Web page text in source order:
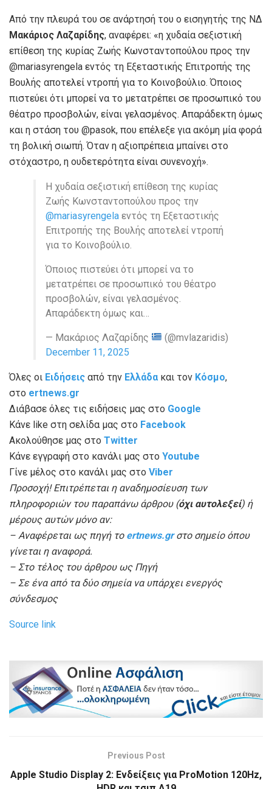
Από την πλευρά του σε ανάρτησή του ο εισηγητής της ΝΔ
Μακάριος Λαζαρίδης, αναφέρει: «η χυδαία σεξιστική
επίθεση της κυρίας Ζωής Κωνσταντοπούλου προς την
@mariasyrengela εντός τη Εξεταστικής Επιτροπής της
Βουλής αποτελεί ντροπή για το Κοινοβούλιο. Όποιος
πιστεύει ότι μπορεί να το μετατρέπει σε προσωπικό του
θέατρο προσβολών, είναι γελασμένος. Απαράδεκτη όμως
και η στάση του @pasok, που επέλεξε για ακόμη μία φορά
τη βολική σιωπή. Όταν η αξιοπρέπεια μπαίνει στο
στόχαστρο, η ουδετερότητα είναι συνενοχή».
Η χυδαία σεξιστική επίθεση της κυρίας
Ζωής Κωνσταντοπούλου προς την
@mariasyrengela εντός τη Εξεταστικής
Επιτροπής της Βουλής αποτελεί ντροπή
για το Κοινοβούλιο.
Όποιος πιστεύει ότι μπορεί να το
μετατρέπει σε προσωπικό του θέατρο
προσβολών, είναι γελασμένος.
Απαράδεκτη όμως και…
— Μακάριος Λαζαρίδης
(@mvlazaridis)
December 11, 2025
Όλες οι Ειδήσεις από την Ελλάδα και τον Κόσμο,
στο ertnews.gr
Διάβασε όλες τις ειδήσεις μας στο Google
Κάνε like στη σελίδα μας στο Facebook
Ακολούθησε μας στο Twitter
Κάνε εγγραφή στο κανάλι μας στο Youtube
Γίνε μέλος στο κανάλι μας στο Viber
Προσοχή! Επιτρέπεται η αναδημοσίευση των
πληροφοριών του παραπάνω άρθρου (όχι αυτολεξεί) ή
μέρους αυτών μόνο αν:
– Αναφέρεται ως πηγή το ertnews.gr στο σημείο όπου
γίνεται η αναφορά.
– Στο τέλος του άρθρου ως Πηγή
– Σε ένα από τα δύο σημεία να υπάρχει ενεργός
σύνδεσμος
Source link
Previous Post
Apple Studio Display 2: Ενδείξεις για ProMotion 120Hz,